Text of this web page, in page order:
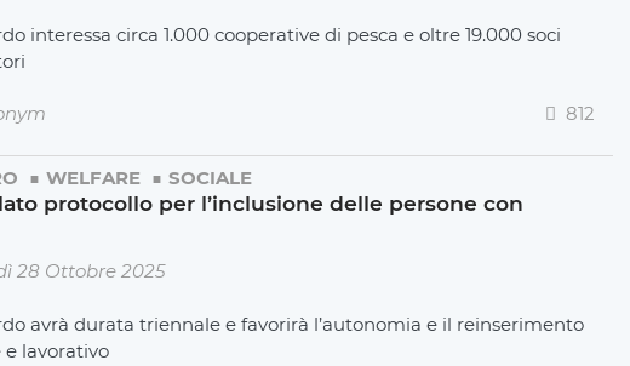
interessa circa 1.000 cooperative di pesca e oltre 19.000 soci
812
WELFARE SOCIALE
protocollo per l’inclusione delle persone con
28 Ottobre 2025
avrà durata triennale e favorirà l’autonomia e il reinserimento
e lavorativo